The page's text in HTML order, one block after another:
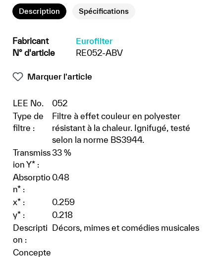
Description Spécifications
Fabricant
Eurofilter
N° d'article
RE052-ABV
Marquer l'article
LEE No.
052
Type de
filtre :
Filtre à effet couleur en polyester
résistant à la chaleur. Ignifugé, testé
selon la norme BS3944.
Transmiss
ion Y* :
33 %
Absorptio
n* :
0.48
x* :
0.259
y* :
0.218
Descripti
on :
Décors, mimes et comédies musicales
Concepte